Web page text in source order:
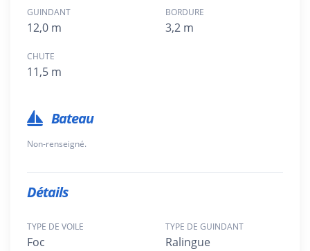
GUINDANT
12,0 m
BORDURE
3,2 m
CHUTE
11,5 m
Bateau
Non-renseigné.
Détails
TYPE DE VOILE
Foc
TYPE DE GUINDANT
Ralingue